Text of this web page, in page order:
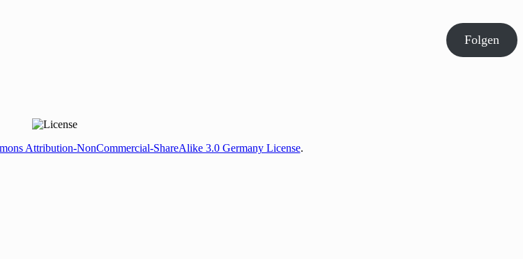
Folgen
Attribution-NonCommercial-ShareAlike 3.0 Germany License.